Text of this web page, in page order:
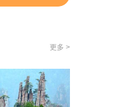
更多 >